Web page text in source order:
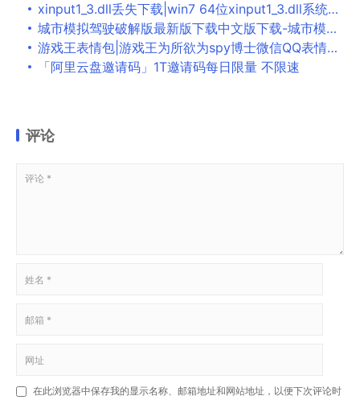
xinput1_3.dll丢失下载|win7 64位xinput1_3.dll系统文件下载
城市模拟驾驶破解版最新版下载中文版下载-城市模拟驾驶无限金币版下载安装v1.0.1
游戏王表情包|游戏王为所欲为spy博士微信QQ表情包下载
「阿里云盘邀请码」1T邀请码每日限量 不限速
评论
在此浏览器中保存我的显示名称、邮箱地址和网站地址，以便下次评论时